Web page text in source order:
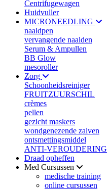
Centrifugewagen
Huidvuller
MICRONEEDLING
naaldpen
vervangende naalden
Serum & Ampullen
BB Glow
mesoroller
Zorg
Schoonheidsreiniger
FRUITZUURSCHIL
crèmes
pellen
gezicht maskers
wondgenezende zalven
ontsmettingsmiddel
ANTI-VEROUDERING
Draad opheffen
Med Cursussen
medische training
online cursussen